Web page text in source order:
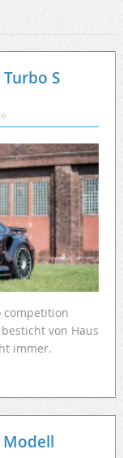
S
competition
von Haus
immer.
Modell